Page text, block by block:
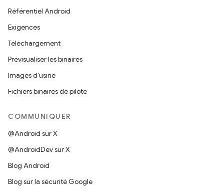
Référentiel Android
Exigences
Téléchargement
Prévisualiser les binaires
Images d'usine
Fichiers binaires de pilote
COMMUNIQUER
@Android sur X
@AndroidDev sur X
Blog Android
Blog sur la sécurité Google